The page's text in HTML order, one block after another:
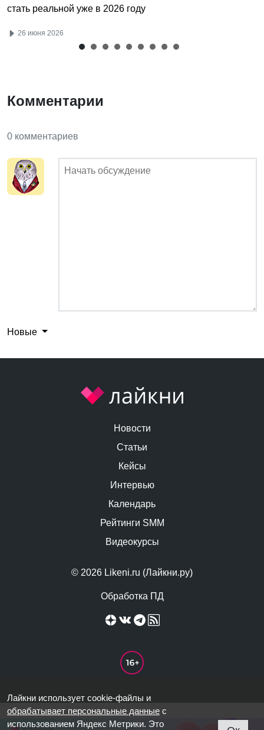
стать реальной уже в 2026 году
26 июня 2026
Комментарии
0 комментариев
Новые
© 2026 Likeni.ru (Лайкни.ру)
Обработка ПД
Новости
Статьи
Кейсы
Интервью
Календарь
Рейтинги SMM
Видеокурсы
Лайкни использует cookie-файлы и
обрабатывает персональные данные с
использованием Яндекс Метрики. Это